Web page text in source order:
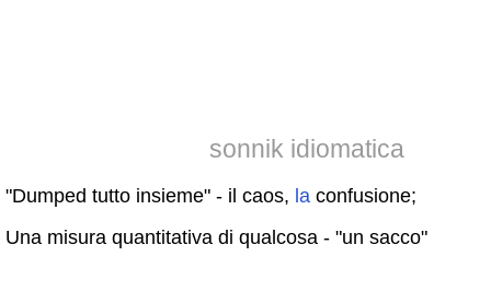
sonnik idiomatica
"Dumped tutto insieme" - il caos, la confusione;
Una misura quantitativa di qualcosa - "un sacco"